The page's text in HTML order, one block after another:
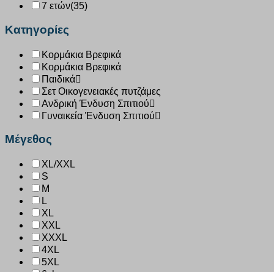
7 ετών(35)
Κατηγορίες
Κορμάκια Βρεφικά
Κορμάκια Βρεφικά
Παιδικά
Σετ Οικογενειακές πυτζάμες
Ανδρική Ένδυση Σπιτιού
Γυναικεία Ένδυση Σπιτιού
Μέγεθος
XL/XXL
S
M
L
XL
XXL
XXXL
4XL
5XL